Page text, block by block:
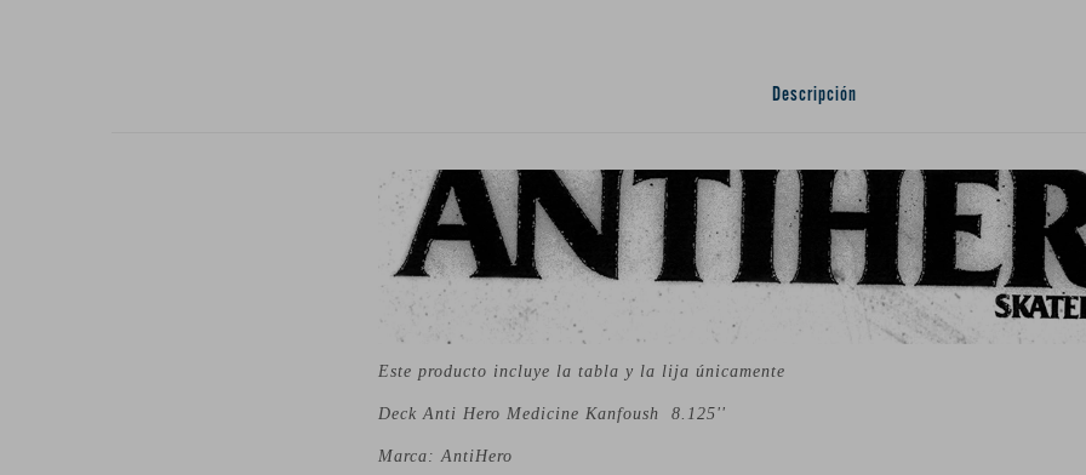
Descripción
Este producto incluye la tabla y la lija únicamente
Deck Anti Hero Medicine Kanfoush 8.125''
Marca: AntiHero